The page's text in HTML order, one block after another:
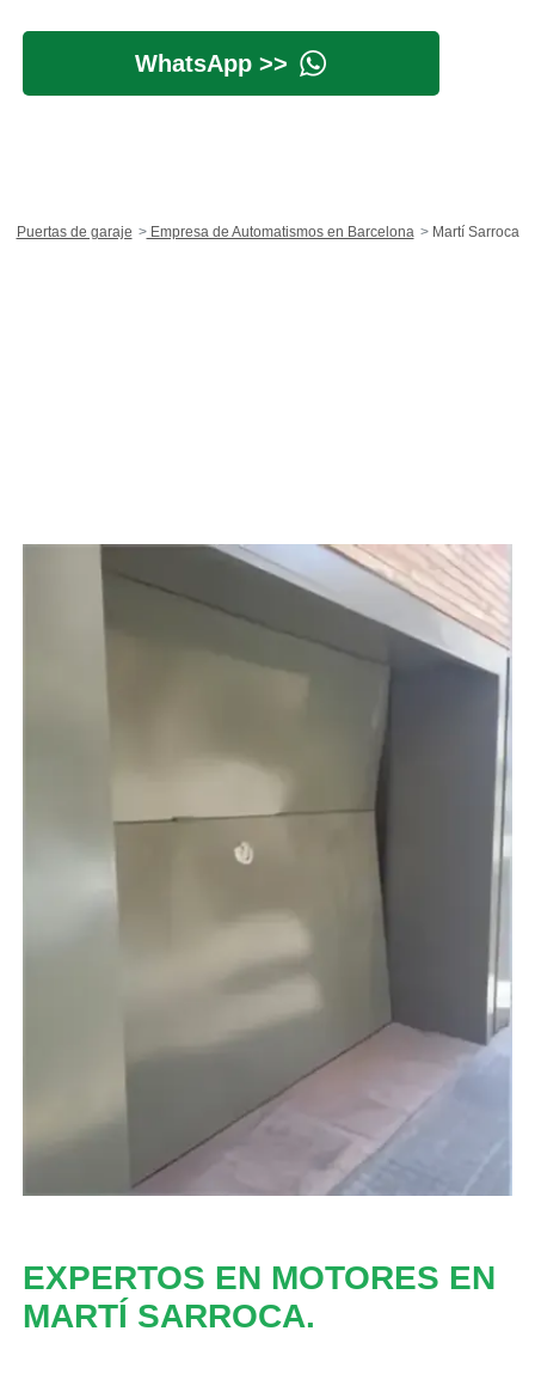
WhatsApp >>
Puertas de garaje Empresa de Automatismos en Barcelona Martí Sarroca
EXPERTOS EN MOTORES EN
MARTÍ SARROCA.